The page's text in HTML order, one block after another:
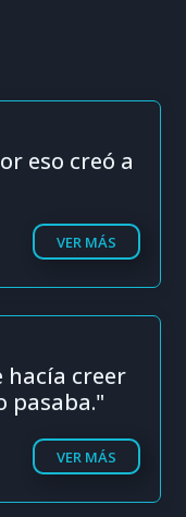
eso creó a
VER MÁS
hacía creer
pasaba."
VER MÁS